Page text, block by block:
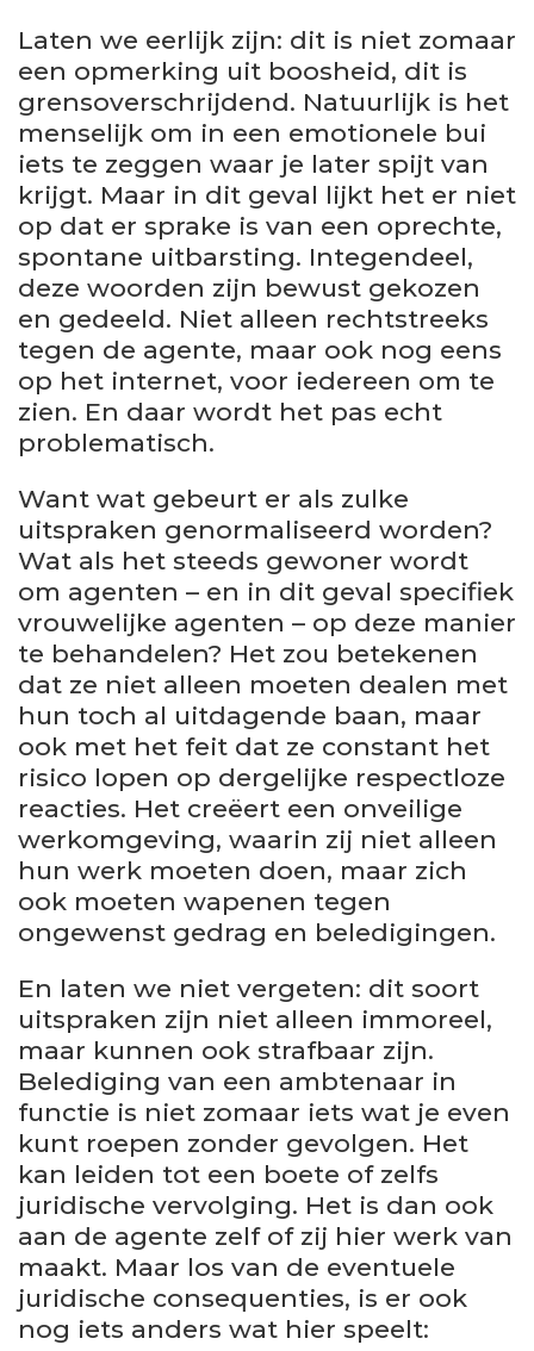
Laten we eerlijk zijn: dit is niet zomaar
een opmerking uit boosheid, dit is
grensoverschrijdend. Natuurlijk is het
menselijk om in een emotionele bui
iets te zeggen waar je later spijt van
krijgt. Maar in dit geval lijkt het er niet
op dat er sprake is van een oprechte,
spontane uitbarsting. Integendeel,
deze woorden zijn bewust gekozen
en gedeeld. Niet alleen rechtstreeks
tegen de agente, maar ook nog eens
op het internet, voor iedereen om te
zien. En daar wordt het pas echt
problematisch.
Want wat gebeurt er als zulke
uitspraken genormaliseerd worden?
Wat als het steeds gewoner wordt
om agenten – en in dit geval specifiek
vrouwelijke agenten – op deze manier
te behandelen? Het zou betekenen
dat ze niet alleen moeten dealen met
hun toch al uitdagende baan, maar
ook met het feit dat ze constant het
risico lopen op dergelijke respectloze
reacties. Het creëert een onveilige
werkomgeving, waarin zij niet alleen
hun werk moeten doen, maar zich
ook moeten wapenen tegen
ongewenst gedrag en beledigingen.
En laten we niet vergeten: dit soort
uitspraken zijn niet alleen immoreel,
maar kunnen ook strafbaar zijn.
Belediging van een ambtenaar in
functie is niet zomaar iets wat je even
kunt roepen zonder gevolgen. Het
kan leiden tot een boete of zelfs
juridische vervolging. Het is dan ook
aan de agente zelf of zij hier werk van
maakt. Maar los van de eventuele
juridische consequenties, is er ook
nog iets anders wat hier speelt: